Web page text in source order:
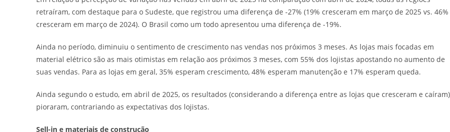
retraíram, com destaque para o Sudeste, que registrou uma diferença de -27% (19% cresceram em março de 2025 vs. 46%
cresceram em março de 2024). O Brasil como um todo apresentou uma diferença de -19%.
Ainda no período, diminuiu o sentimento de crescimento nas vendas nos próximos 3 meses. As lojas mais focadas em
material elétrico são as mais otimistas em relação aos próximos 3 meses, com 55% dos lojistas apostando no aumento de
suas vendas. Para as lojas em geral, 35% esperam crescimento, 48% esperam manutenção e 17% esperam queda.
Ainda segundo o estudo, em abril de 2025, os resultados (considerando a diferença entre as lojas que cresceram e caíram)
pioraram, contrariando as expectativas dos lojistas.
Sell-in e materiais de construção